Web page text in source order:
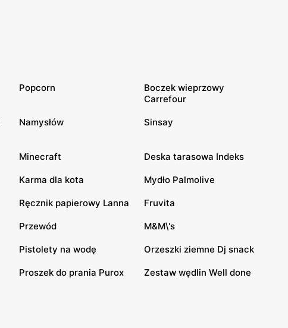
Popcorn
Boczek wieprzowy
Carrefour
Namysłów Sinsay
Minecraft Deska tarasowa Indeks
Karma dla kota Mydło Palmolive
Ręcznik papierowy Lanna Fruvita
Przewód M&M\'s
Pistolety na wodę Orzeszki ziemne Dj snack
Proszek do prania Purox Zestaw wędlin Well done